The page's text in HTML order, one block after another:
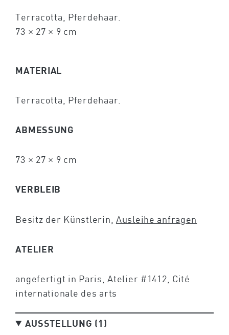
Terracotta, Pferdehaar.
73 × 27 × 9 cm
MATERIAL
Terracotta, Pferdehaar.
ABMESSUNG
73 × 27 × 9 cm
VERBLEIB
Besitz der Künstlerin, Ausleihe anfragen
ATELIER
angefertigt in Paris, Atelier #1412, Cité
internationale des arts
AUSSTELLUNG (1)